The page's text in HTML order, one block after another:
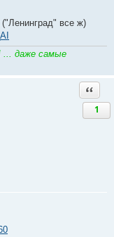
("Ленинград" все ж)
... даже самые
1